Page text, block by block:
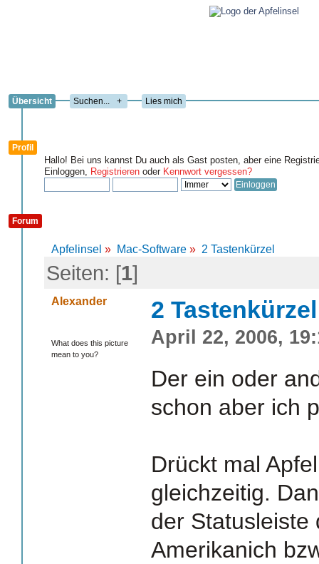
Übersicht + Lies mich
Profil
Hallo! Bei uns kannst Du auch als Gast posten, aber eine
Einloggen, Registrieren oder Kennwort vergessen?
Forum
Apfelinsel » Mac-Software » 2 Tastenkürzel
Seiten: [1]
Alexander
What does this picture
mean to you?
2 Tastenkürzel
April 22, 2006,
Der ein oder
schon aber ich
Drückt mal
gleichzeitig.
der Statusleiste
Amerikanich